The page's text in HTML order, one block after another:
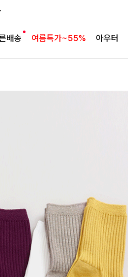
배송 여름특가~55% 아우터